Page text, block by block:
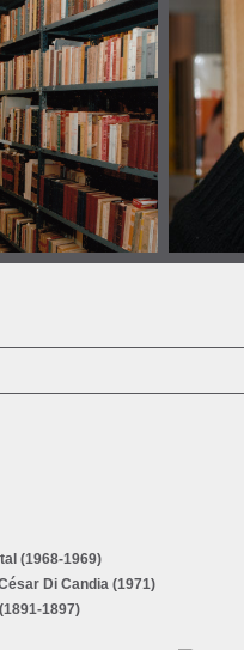
(1968-1969)
Di Candia (1971)
1897)